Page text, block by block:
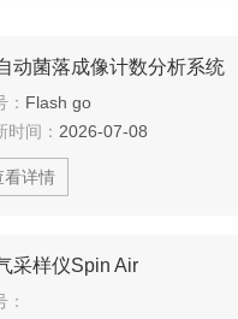
动菌落成像计数分析系统
： Flash go
时间： 2026-07-08
看详情
采样仪Spin Air
：